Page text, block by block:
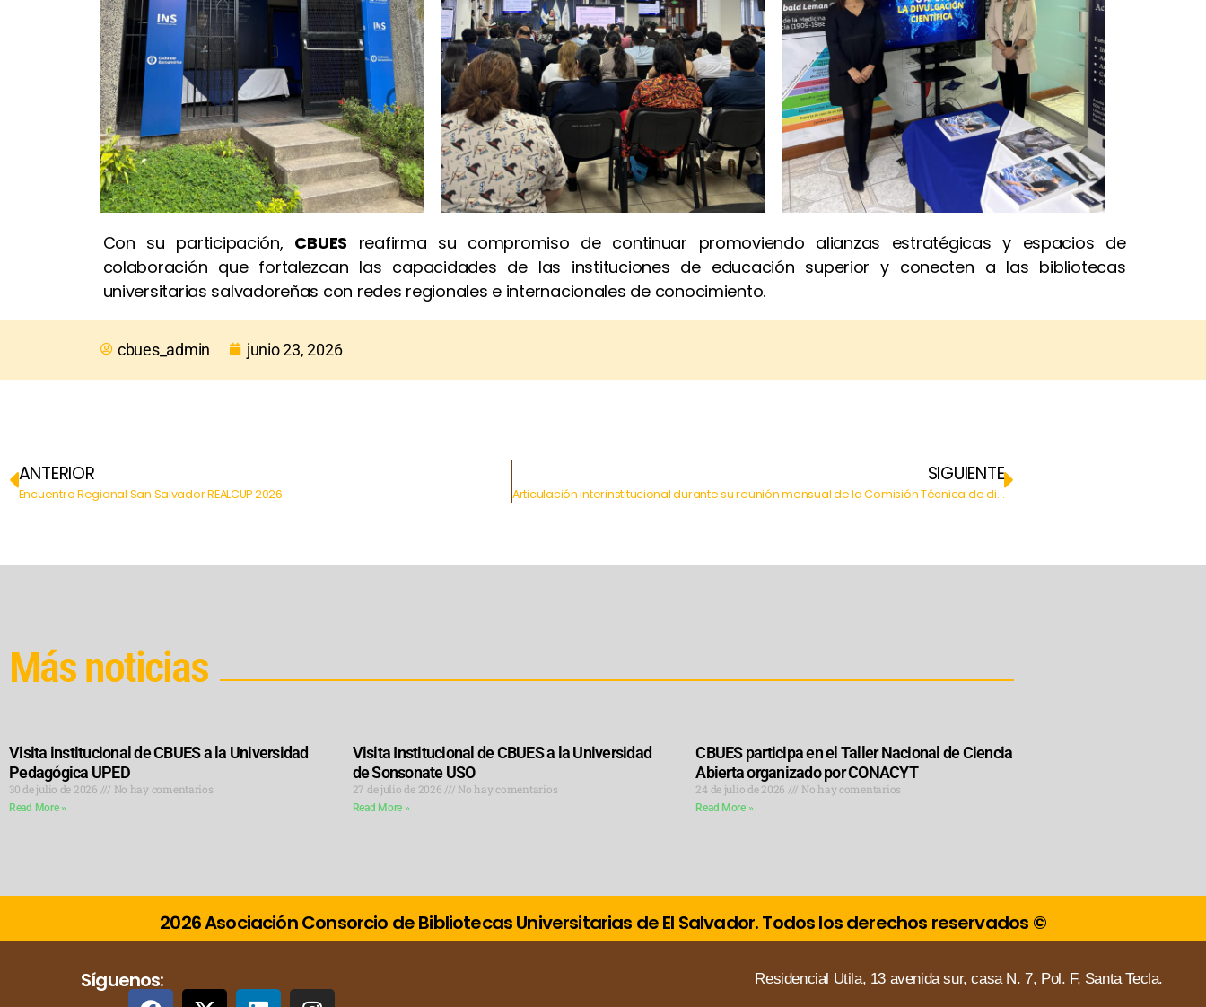
Con su participación, CBUES reafirma su compromiso de continuar promoviendo alianzas estratégicas y espacios de
colaboración que fortalezcan las capacidades de las instituciones de educación superior y conecten a las bibliotecas
universitarias salvadoreñas con redes regionales e internacionales de conocimiento.
cbues_admin junio 23, 2026
ANTERIOR
Encuentro Regional San Salvador REALCUP 2026
SIGUIENTE
Articulación interinstitucional durante su reunión mensual de la Comisión Técnica de directores
Más noticias
Visita institucional de CBUES a la Universidad
Pedagógica UPED
30 de julio de 2026 No hay comentarios
Read More »
Visita Institucional de CBUES a la Universidad
de Sonsonate USO
27 de julio de 2026 No hay comentarios
Read More »
CBUES participa en el Taller Nacional de Ciencia
Abierta organizado por CONACYT
24 de julio de 2026 No hay comentarios
Read More »
2026 Asociación Consorcio de Bibliotecas Universitarias de El Salvador. Todos los derechos reservados ©
Síguenos: Residencial Utila, 13 avenida sur, casa N. 7, Pol. F, Santa Tecla.